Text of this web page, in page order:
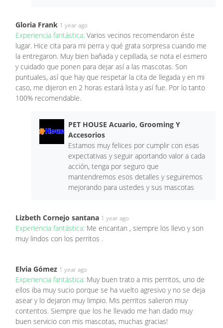
Gloria Frank 1 year ago
Experiencia fantástica: Varios vecinos recomendaron éste
lugar. Hice cita para mi perra y qué grata sorpresa cuando me
la entregaron. Muy bien bañada y cepillada, se nota el esmero
y cuidado que ponen para dejar así a las mascotas. Son
puntuales, así que hay que respetar la cita de llegada y en mi
caso, me dijeron en 2 horas estará lista y así fue. Por lo tanto
100% recomendable.
PET HOUSE Acuario, Grooming Y
Accesorios
Estamos muy felices por cumplir con esas
expectativas y seguir aportando valor a cada
acción, tenga por seguro que
mantendremos esos detalles y seguiremos
mejorando para ustedes y sus mascotas
Lizbeth Cornejo santana 1 year ago
Experiencia fantástica: Me encantan , siempre los llevo y son
muy lindos con los perritos .
Elvia Gómez 1 year ago
Experiencia fantástica: Muy buen trato a mis perritos, uno de
ellos iba muy sucio porque se ha vuelto agresivo y no se deja
asear y lo dejaron muy limpio. Mis perritos salieron muy
contentos. Siempre que los he llevado me han dado muy
buen servicio con mis mascotas, muchas gracias!